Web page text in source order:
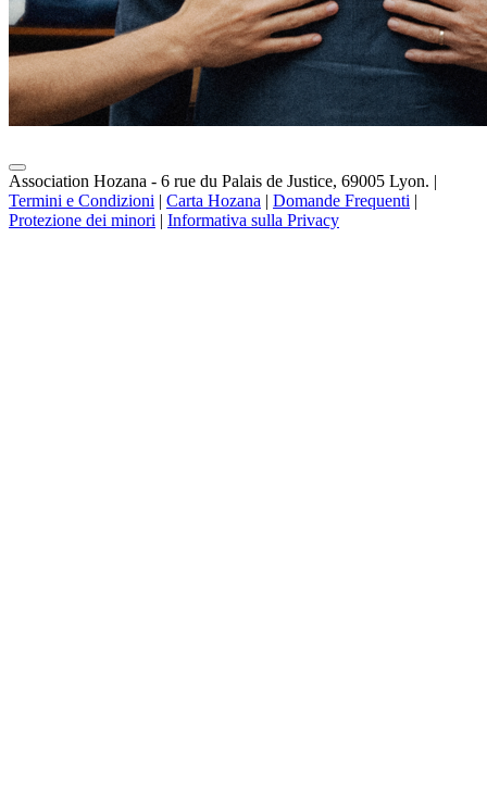
Association Hozana - 6 rue du Palais de Justice, 69005 Lyon. |
Termini e Condizioni | Carta Hozana | Domande Frequenti |
Protezione dei minori | Informativa sulla Privacy